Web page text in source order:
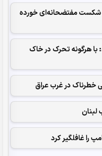
شکست مفتضحانه‌ای خورده
هرگونه تحرک در خاک
در غرب عراق
را غافلگیر کرد